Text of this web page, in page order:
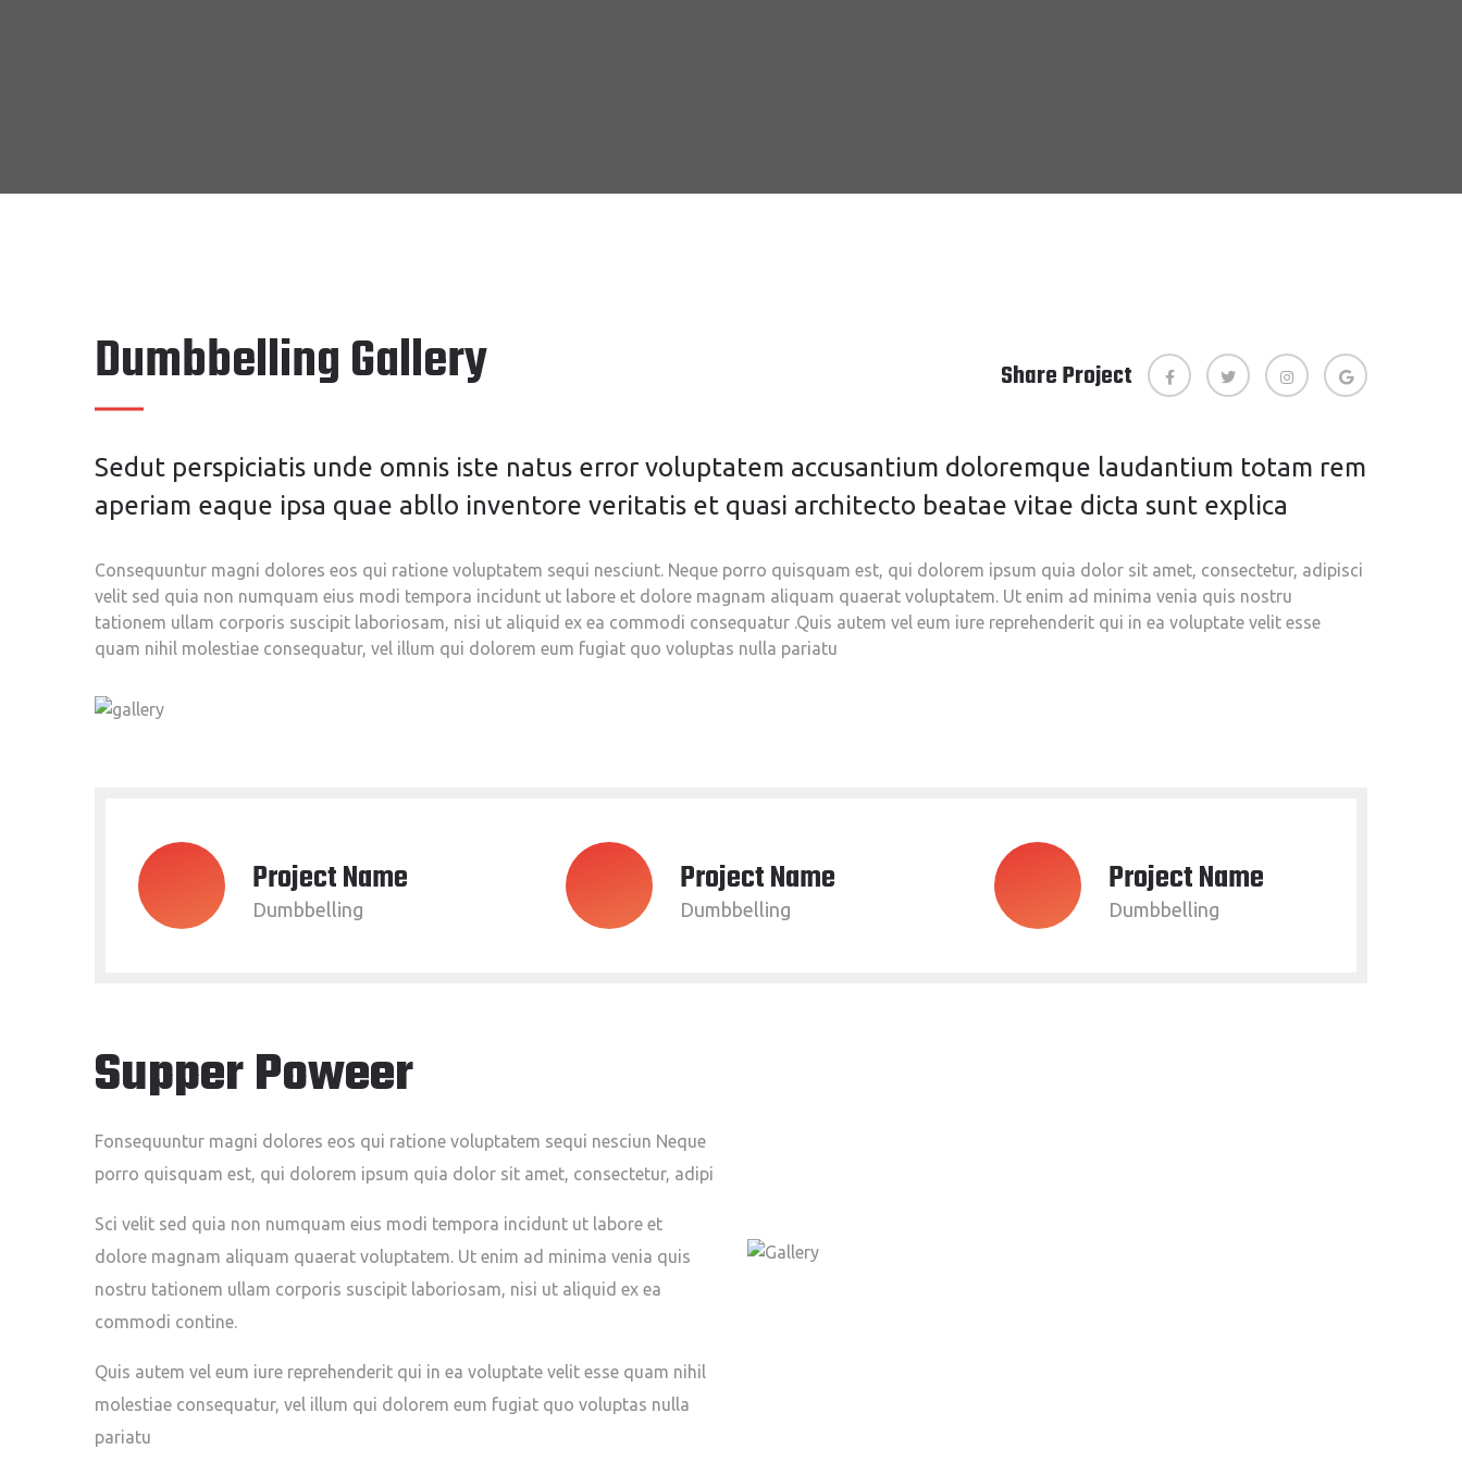
Dumbbelling Gallery Share Project
Sedut perspiciatis unde omnis iste natus error voluptatem accusantium doloremque laudantium totam rem
aperiam eaque ipsa quae abllo inventore veritatis et quasi architecto beatae vitae dicta sunt explica
Consequuntur magni dolores eos qui ratione voluptatem sequi nesciunt. Neque porro quisquam est, qui dolorem ipsum quia dolor sit amet, consectetur, adipisci
velit sed quia non numquam eius modi tempora incidunt ut labore et dolore magnam aliquam quaerat voluptatem. Ut enim ad minima venia quis nostru
tationem ullam corporis suscipit laboriosam, nisi ut aliquid ex ea commodi consequatur .Quis autem vel eum iure reprehenderit qui in ea voluptate velit esse
quam nihil molestiae consequatur, vel illum qui dolorem eum fugiat quo voluptas nulla pariatu
Project Name
Dumbbelling
Project Name
Dumbbelling
Project Name
Dumbbelling
Supper Poweer
Fonsequuntur magni dolores eos qui ratione voluptatem sequi nesciun Neque
porro quisquam est, qui dolorem ipsum quia dolor sit amet, consectetur, adipi
Sci velit sed quia non numquam eius modi tempora incidunt ut labore et
dolore magnam aliquam quaerat voluptatem. Ut enim ad minima venia quis
nostru tationem ullam corporis suscipit laboriosam, nisi ut aliquid ex ea
commodi contine.
Quis autem vel eum iure reprehenderit qui in ea voluptate velit esse quam nihil
molestiae consequatur, vel illum qui dolorem eum fugiat quo voluptas nulla
pariatu